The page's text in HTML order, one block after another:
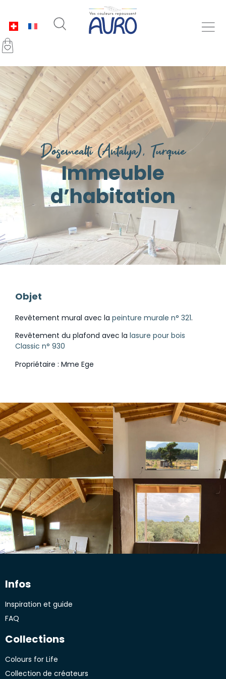
Dösemealti (Antalya), Turquie
Immeuble
d’habitation
Objet
Revêtement mural avec la peinture murale n° 321.
Revêtement du plafond avec la lasure pour bois
Classic n° 930
Propriétaire : Mme Ege
Infos
Inspiration et guide
FAQ
Collections
Colours for Life
Collection de créateurs